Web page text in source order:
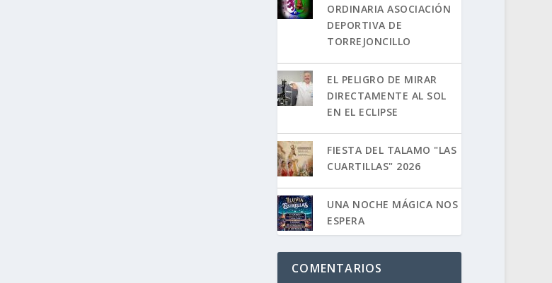
ORDINARIA ASOCIACIÓN
DEPORTIVA DE
TORREJONCILLO
EL PELIGRO DE MIRAR
DIRECTAMENTE AL SOL
EN EL ECLIPSE
FIESTA DEL TALAMO "LAS
CUARTILLAS" 2026
UNA NOCHE MÁGICA NOS
ESPERA
COMENTARIOS